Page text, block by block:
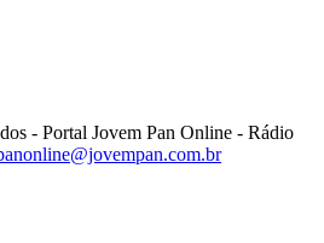
- Portal Jovem Pan Online - Rádio